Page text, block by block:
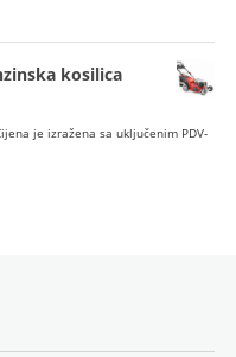
kosilica
je izražena sa uključenim PDV-